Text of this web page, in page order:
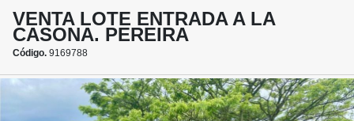
VENTA LOTE ENTRADA A LA
CASONA. PEREIRA
Código. 9169788